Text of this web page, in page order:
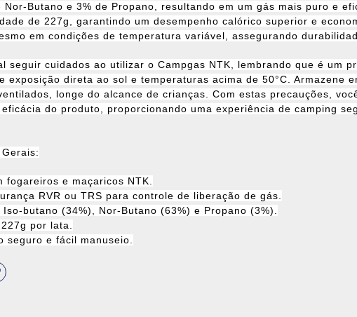
Nor-Butano e 3% de Propano, resultando em um gás mais puro e
de 227g, garantindo um desempenho calórico superior e
em condições de temperatura variável, assegurando
seguir cuidados ao utilizar o Campgas NTK, lembrando que é um
exposição direta ao sol e temperaturas acima de 50°C. Armazene
longe do alcance de crianças. Com estas precauções,
do produto, proporcionando uma experiência de camping
fogareiros e maçaricos NTK.
RVR ou TRS para controle de liberação de gás.
butano (34%), Nor-Butano (63%) e Propano (3%).
por lata.
seguro e fácil manuseio.